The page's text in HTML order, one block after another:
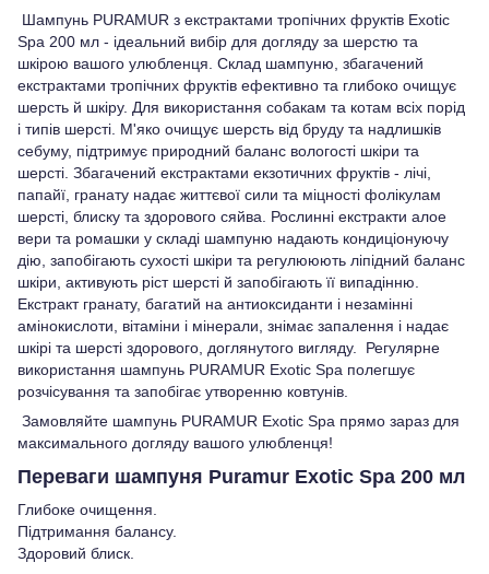
Шампунь PURAMUR з екстрактами тропічних фруктів Exotic
Spa 200 мл - ідеальний вибір для догляду за шерстю та
шкірою вашого улюбленця. Склад шампуню, збагачений
екстрактами тропічних фруктів ефективно та глибоко очищує
шерсть й шкіру. Для використання собакам та котам всіх порід
і типів шерсті. М'яко очищує шерсть від бруду та надлишків
себуму, підтримує природний баланс вологості шкіри та
шерсті. Збагачений екстрактами екзотичних фруктів - лічі,
папайї, гранату надає життєвої сили та міцності фолікулам
шерсті, блиску та здорового сяйва. Рослинні екстракти алое
вери та ромашки у складі шампуню надають кондиціонуючу
дію, запобігають сухості шкіри та регулююють ліпідний баланс
шкіри, активують ріст шерсті й запобігають її випадінню.
Екстракт гранату, багатий на антиоксиданти і незамінні
амінокислоти, вітаміни і мінерали, знімає запалення і надає
шкірі та шерсті здорового, доглянутого вигляду. Регулярне
використання шампунь PURAMUR Exotic Spa полегшує
розчісування та запобігає утворенню ковтунів.
Замовляйте шампунь PURAMUR Exotic Spa прямо зараз для
максимального догляду вашого улюбленця!
Переваги шампуня Puramur Exotic Spa 200 мл
Глибоке очищення.
Підтримання балансу.
Здоровий блиск.